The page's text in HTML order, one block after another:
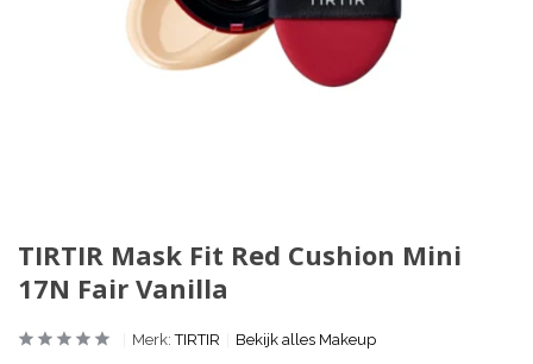
TIRTIR Mask Fit Red Cushion Mini
17N Fair Vanilla
Merk:TIRTIR Bekijk alles Makeup